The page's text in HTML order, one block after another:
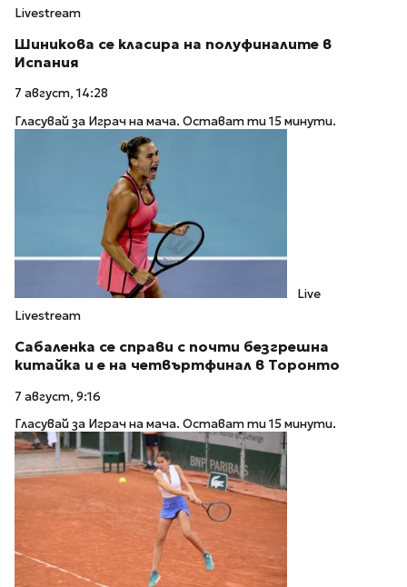
Livestream
Шиникова се класира на полуфиналите в
Испания
7 август, 14:28
Гласувай за Играч на мача. Остават ти 15 минути.
Live
Livestream
Сабаленка се справи с почти безгрешна
китайка и е на четвъртфинал в Торонто
7 август, 9:16
Гласувай за Играч на мача. Остават ти 15 минути.